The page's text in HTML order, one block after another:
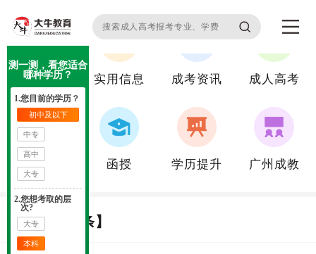
院校导航 实用信息 成考资讯 成人高考
咨询指导 函授 学历提升 广州成教
成考【头条】
测一测，看您适合
哪种学历？
1.您目前的学历？
初中及以下
中专
高中
大专
2.您想考取的层
次?
大专
本科